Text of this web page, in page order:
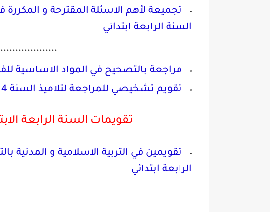
تجميعة لأهم الاسئلة المقترحة و المكررة
السنة الرابعة ابتدائي
مراجعة بالتصحيح في المواد الاساسية
تقويم تشخيصي للمراجعة لتلاميذ السنة 4 ابتدائي اعداد الاستاذ محمد صابر
تقويمات السنة الرابعة
تقويمين في التربية الاسلامية و المدنية
الرابعة ابتدائي